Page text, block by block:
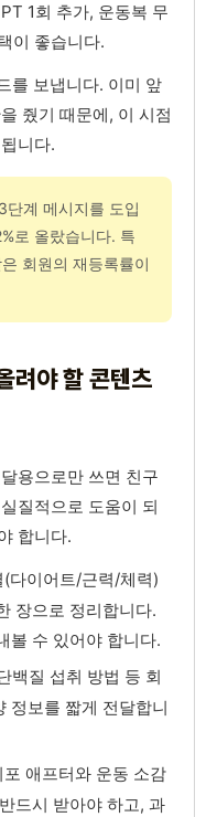
1회 추가, 운동복 무
이 좋습니다.
를 보냅니다. 이미 앞
줬기 때문에, 이 시점
니다.
계 메시지를 도입
로 올랐습니다. 특
회원의 재등록률이
려야 할 콘텐츠
용으로만 쓰면 친구
질적으로 도움이 되
합니다.
다이어트/근력/체력)
장으로 정리합니다.
볼 수 있어야 합니다.
백질 섭취 방법 등 회
정보를 짧게 전달합니
애프터와 운동 소감
드시 받아야 하고, 과